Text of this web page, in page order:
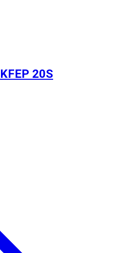
20S